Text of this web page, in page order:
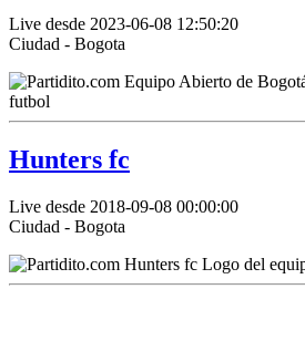
Live desde 2023-06-08 12:50:20
Ciudad - Bogota
Hunters fc
Live desde 2018-09-08 00:00:00
Ciudad - Bogota